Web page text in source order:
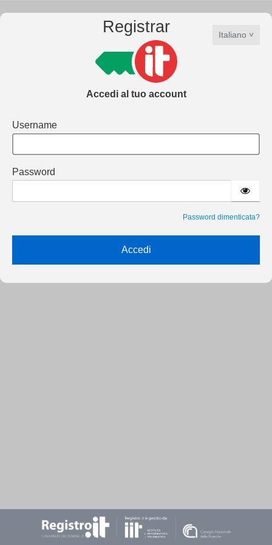
Italiano
Registrar
Accedi al tuo account
Username
Password
Password dimenticata?